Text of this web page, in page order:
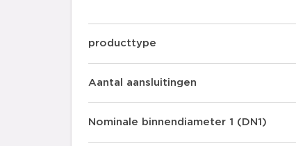
producttype
Aantal aansluitingen
Nominale binnendiameter 1 (DN1)